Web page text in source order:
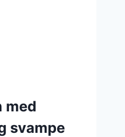
med
svampe